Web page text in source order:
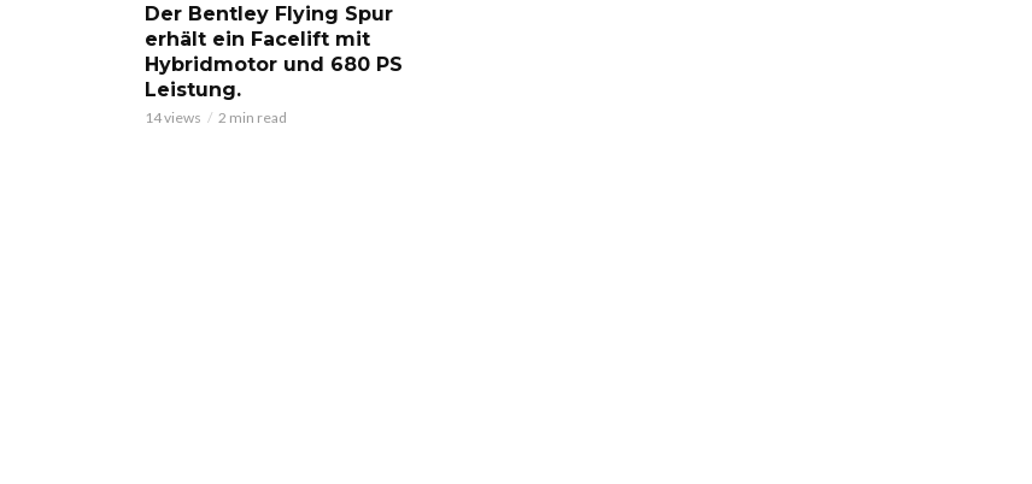
Der Bentley Flying Spur
erhält ein Facelift mit
Hybridmotor und 680 PS
Leistung.
14 views 2 min read